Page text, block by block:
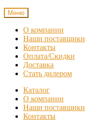
Меню
О компании
Наши поставщики
Контакты
Оплата/Скидки
Доставка
Стать дилером
Каталог
О компании
Наши поставщики
Контакты